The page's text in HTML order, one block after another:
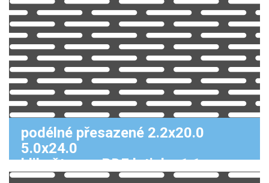
podélné přesazené 2.2x20.0
5.0x24.0
klikněte pro PDF k tisku 1:1